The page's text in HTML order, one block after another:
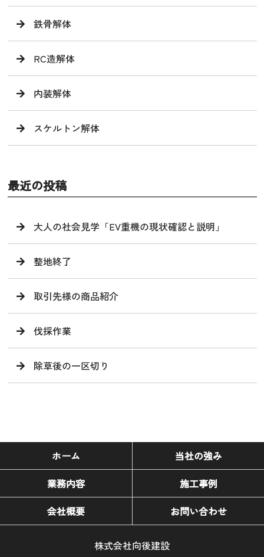
鉄骨解体
RC造解体
内装解体
スケルトン解体
最近の投稿
大人の社会見学「EV重機の現状確認と説明」
整地終了
取引先様の商品紹介
伐採作業
除草後の一区切り
ホーム
当社の強み
業務内容
施工事例
会社概要
お問い合わせ
株式会社向後建設